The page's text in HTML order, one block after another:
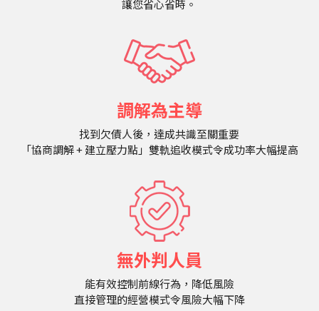
讓您省心省時。
調解為主導
找到欠債人後，達成共識至關重要
「協商調解 + 建立壓力點」雙軌追收模式令成功率大幅提高
無外判人員
能有效控制前線行為，降低風險
直接管理的經營模式令風險大幅下降